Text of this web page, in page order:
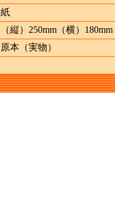
紙
（縦）250mm（横）180mm
原本（実物）